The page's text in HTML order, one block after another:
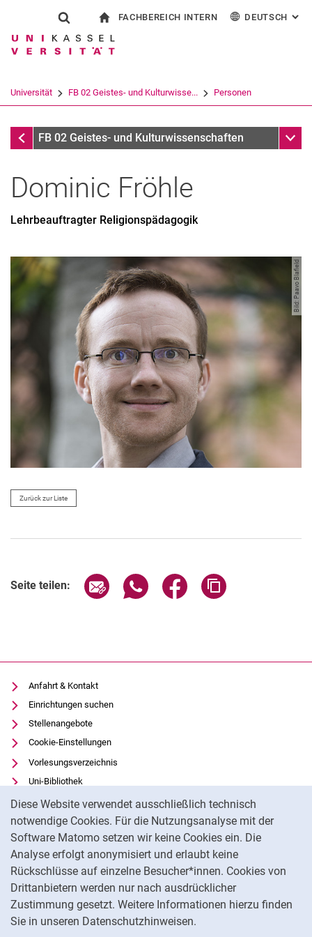
Springe direkt zu: Inhalt
Springe direkt zu: Suche
Springe direkt zu:
Diese Website verwendet ausschließlich technisch
notwendige Cookies. Für die Nutzungsanalyse mit der
Software Matomo setzen wir keine Cookies ein. Die
Analyse erfolgt anonymisiert und erlaubt keine
Rückschlüsse auf einzelne Besucher*innen. Cookies von
Drittanbietern werden nur nach ausdrücklicher
Zustimmung gesetzt. Weitere Informationen hierzu finden
Sie in unseren Datenschutzhinweisen.
Suchformular
Suchbegriff
Suchen (öffnet externen Link in einem
FACHBEREICH INTERN DEUTSCH :
Universität FB 02 Geistes- und Kulturwisse... Personen
Personen
FB 02 Geistes- und Kulturwissenschaften
Dominic Fröhle
Lehrbeauftragter Religionspädagogik
Bild: Paavo Blafield
Zurück zur Liste
Seite teilen: Seite über E-Mail teilen
Seite über WhatsApp teilen
Seite über Facebook
Anfahrt & Kontakt
Einrichtungen suchen
Stellenangebote
Cookie-Einstellungen
Vorlesungsverzeichnis
Uni-Bibliothek
Moodle
Panopto
Datenschutz
Barrierefreiheit
Transparenter KI-Einsatz
Impressum